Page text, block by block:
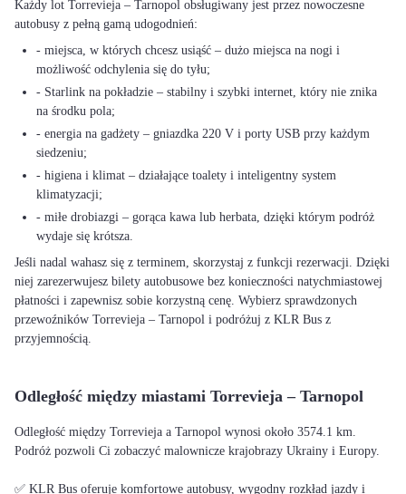
Każdy lot Torrevieja – Tarnopol obsługiwany jest przez nowoczesne
autobusy z pełną gamą udogodnień:
- miejsca, w których chcesz usiąść – dużo miejsca na nogi i
możliwość odchylenia się do tyłu;
- Starlink na pokładzie – stabilny i szybki internet, który nie znika
na środku pola;
- energia na gadżety – gniazdka 220 V i porty USB przy każdym
siedzeniu;
- higiena i klimat – działające toalety i inteligentny system
klimatyzacji;
- miłe drobiazgi – gorąca kawa lub herbata, dzięki którym podróż
wydaje się krótsza.
Jeśli nadal wahasz się z terminem, skorzystaj z funkcji rezerwacji. Dzięki
niej zarezerwujesz bilety autobusowe bez konieczności natychmiastowej
płatności i zapewnisz sobie korzystną cenę. Wybierz sprawdzonych
przewoźników Torrevieja – Tarnopol i podróżuj z KLR Bus z
przyjemnością.
Odległość między miastami Torrevieja – Tarnopol
Odległość między Torrevieja a Tarnopol wynosi około 3574.1 km.
Podróż pozwoli Ci zobaczyć malownicze krajobrazy Ukrainy i Europy.
✅ KLR Bus oferuje komfortowe autobusy, wygodny rozkład jazdy i